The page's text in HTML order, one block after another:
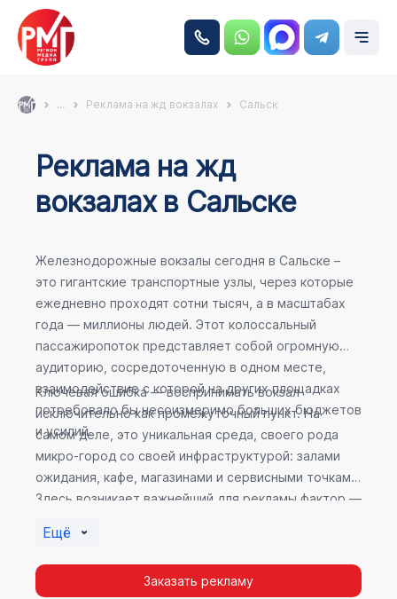
... Реклама на жд вокзалах Сальск
Реклама на жд
вокзалах в Сальске
Железнодорожные вокзалы сегодня в Сальске –
это гигантские транспортные узлы, через которые
ежедневно проходят сотни тысяч, а в масштабах
года — миллионы людей. Этот колоссальный
пассажиропоток представляет собой огромную
аудиторию, сосредоточенную в одном месте,
взаимодействие с которой на других площадках
потребовало бы несоизмеримо больших бюджетов
и усилий.
Ключевая ошибка — воспринимать вокзал
исключительно как промежуточный пункт. На
самом деле, это уникальная среда, своего рода
микро-город со своей инфраструктурой: залами
ожидания, кафе, магазинами и сервисными точками.
Здесь возникает важнейший для рекламы фактор —
пассажир максимально открыт для информации, а
его внимание не так рассеяно, как при беглом
просмотре постов в соцсетях.
Ещё
Заказать рекламу